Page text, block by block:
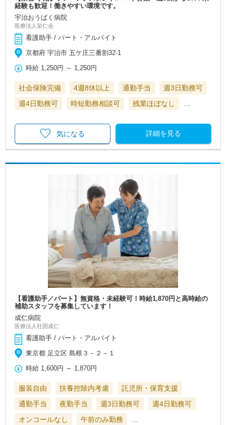
経験も歓迎！働きやすい環境です。
宇治おうばく病院
医療法人栄仁会
看護助手 / パート・アルバイト
京都府 宇治市 五ケ庄三番割32-1
時給 1,250円 ～ 1,250円
社会保険完備 4週8休以上 通勤手当
週3日勤務可
週4日勤務可
時短勤務相談可 残業ほぼなし …
詳細を見る
気になる
【看護助手／パート】無資格・未経験可！時給1,870円と高時給の
補助スタッフを募集しています！
成仁病院
医療法人社団成仁
看護助手 / パート・アルバイト
東京都 足立区 島根３－２－１
時給 1,600円 ～ 1,870円
服装自由 扶養控除内考慮
託児所・保育支援
通勤手当
夜勤手当 週3日勤務可
週4日勤務可
オンコールなし
午前のみ勤務 …